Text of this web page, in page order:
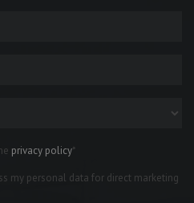
privacy policy*
my personal data for direct marketing